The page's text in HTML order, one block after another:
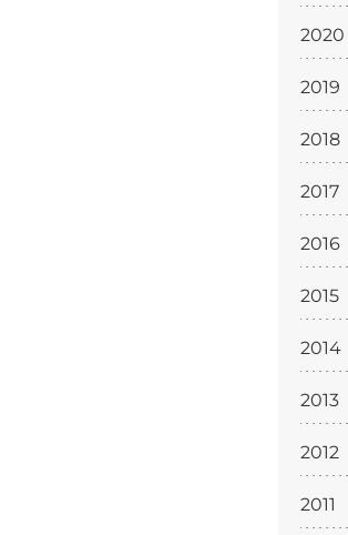
Mappa del
2020
2019
2018
2017
2016
2015
2014
2013
2012
2011